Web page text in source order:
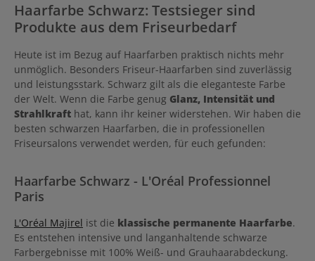
Haarfarbe Schwarz: Testsieger sind
Produkte aus dem Friseurbedarf
Heute ist im Bezug auf Haarfarben praktisch nichts mehr
unmöglich. Besonders Friseur-Haarfarben sind zuverlässig
und leistungsstark. Schwarz gilt als die eleganteste Farbe
der Welt. Wenn die Farbe genug Glanz, Intensität und
Strahlkraft hat, kann ihr keiner widerstehen. Wir haben die
besten schwarzen Haarfarben, die in professionellen
Friseursalons verwendet werden, für euch gefunden:
Haarfarbe Schwarz - L'Oréal Professionnel
Paris
L'Oréal Majirel ist die klassische permanente Haarfarbe.
Es entstehen intensive und langanhaltende schwarze
Farbergebnisse mit 100% Weiß- und Grauhaarabdeckung.